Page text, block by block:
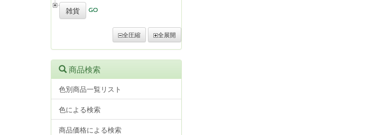
雑貨
全圧縮 全展開
商品検索
色別商品一覧リスト
色による検索
商品価格による検索